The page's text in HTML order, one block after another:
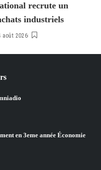
recrute un
industriels
août 2026
en 3eme année Économie